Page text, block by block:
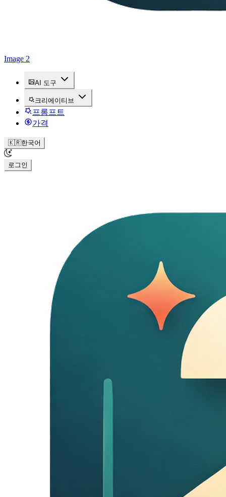
Image 2
AI 도구
크리에이티브
프롬프트
가격
🇰🇷한국어
로그인